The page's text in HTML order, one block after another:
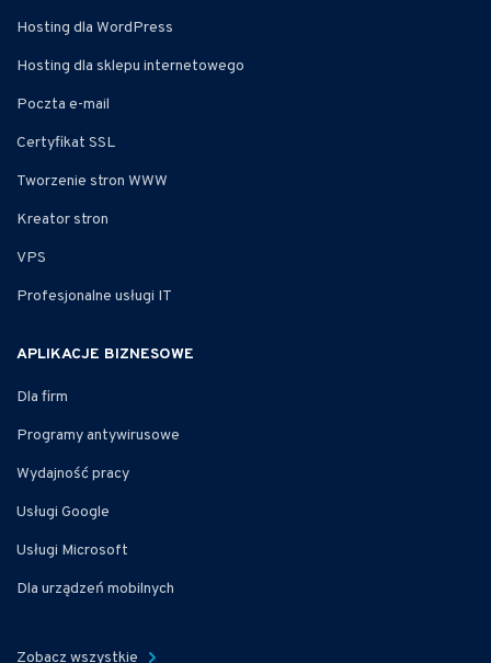
Hosting dla WordPress
Hosting dla sklepu internetowego
Poczta e-mail
Certyfikat SSL
Tworzenie stron WWW
Kreator stron
VPS
Profesjonalne usługi IT
APLIKACJE BIZNESOWE
Dla firm
Programy antywirusowe
Wydajność pracy
Usługi Google
Usługi Microsoft
Dla urządzeń mobilnych
Zobacz wszystkie